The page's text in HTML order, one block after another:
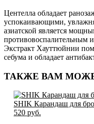
Центелла обладает
успокаивающими,
азиатской является
противовоспалительным
Экстракт Хауттюйнии
себума и обладает
ТАКЖЕ ВАМ
SHIK Карандаш для
520 pуб.